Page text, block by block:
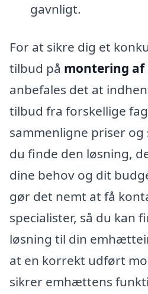
gavnligt.
For at sikre dig et
tilbud på montering
anbefales det at
tilbud fra forskellige
sammenligne priser og
du finde den løsning,
dine behov og dit
gør det nemt at få
specialister, så du kan
løsning til din
at en korrekt udført
sikrer emhættens